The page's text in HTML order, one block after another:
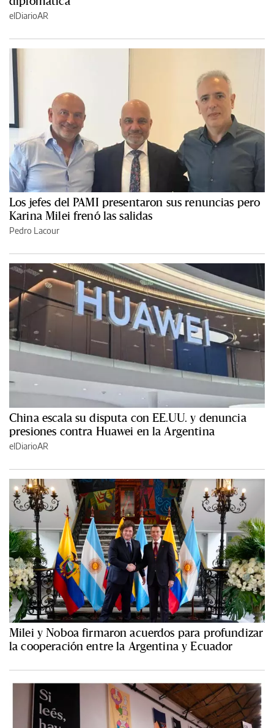
elDiarioAR
Los jefes del PAMI presentaron sus renuncias pero
Karina Milei frenó las salidas
Pedro Lacour
China escala su disputa con EE.UU. y denuncia
presiones contra Huawei en la Argentina
elDiarioAR
Milei y Noboa firmaron acuerdos para profundizar
la cooperación entre la Argentina y Ecuador